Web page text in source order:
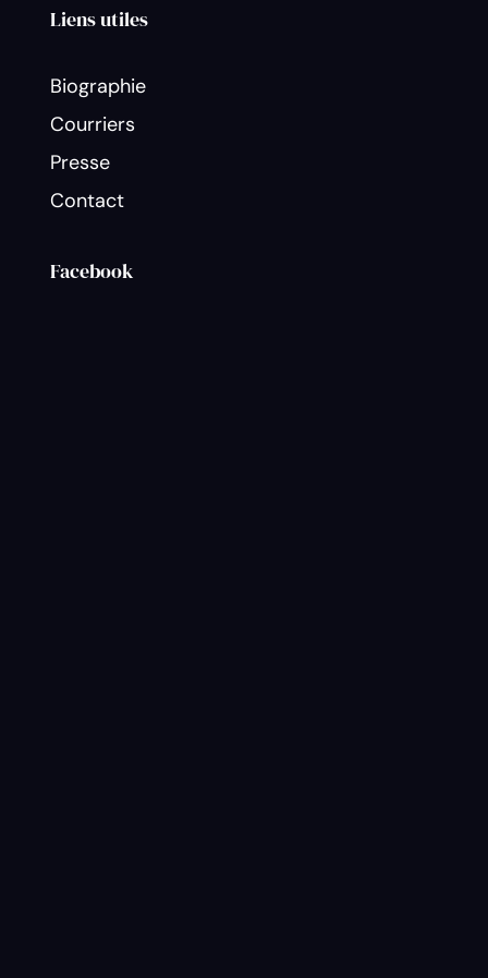
Liens utiles
Biographie
Courriers
Presse
Contact
Facebook